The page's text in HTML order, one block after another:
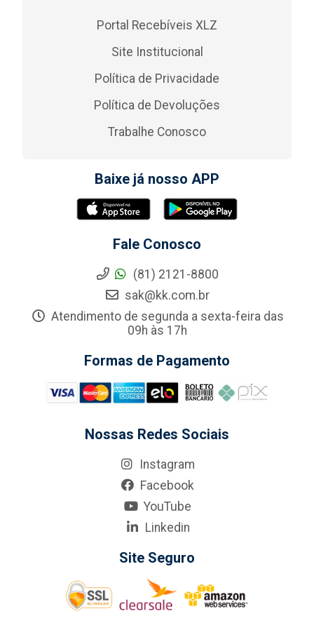
Portal Recebíveis XLZ
Site Institucional
Política de Privacidade
Política de Devoluções
Trabalhe Conosco
Baixe já nosso APP
Fale Conosco
(81) 2121-8800
sak@kk.com.br
Atendimento de segunda a sexta-feira das
09h às 17h
Formas de Pagamento
Nossas Redes Sociais
Instagram
Facebook
YouTube
Linkedin
Site Seguro